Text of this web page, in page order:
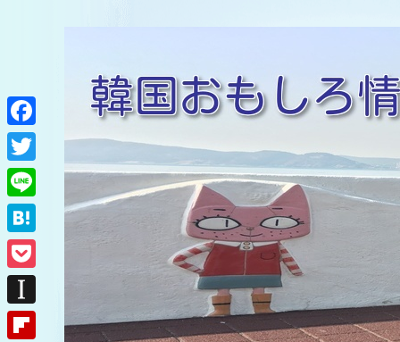
F
a
c
e
b
o
o
k
T
w
i
e
L
i
n
H
a
t
e
P
o
c
I